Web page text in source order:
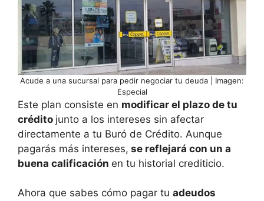
Acude a una sucursal para pedir negociar tu deuda | Imagen:
Especial
Este plan consiste en modificar el plazo de tu
crédito junto a los intereses sin afectar
directamente a tu Buró de Crédito. Aunque
pagarás más intereses, se reflejará con un a
buena calificación en tu historial crediticio.
Ahora que sabes cómo pagar tu adeudos